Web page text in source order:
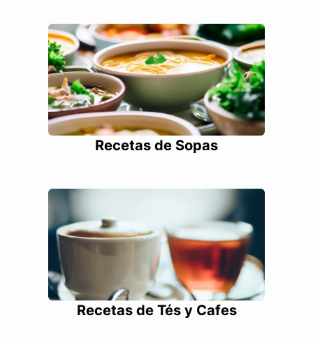
Recetas de Sopas
Recetas de Tés y Cafes